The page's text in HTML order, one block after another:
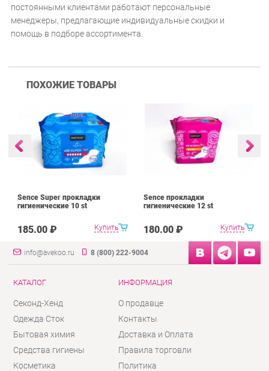
постоянными клиентами работают персональные
менеджеры, предлагающие индивидуальные скидки и
помощь в подборе ассортимента.
ПОХОЖИЕ ТОВАРЫ
Купить
Sence Super прокладки
гигиенические 10 st
185.00 ₽ Купить
Sence прокладки
гигиенические 12 st
180.00 ₽
info@avekoo.ru 8 (800) 222-9004
КАТАЛОГ
Секонд-Хенд
Одежда Сток
Бытовая химия
Средства гигиены
Косметика
ИНФОРМАЦИЯ
О продавце
Контакты
Доставка и Оплата
Правила торговли
Политика